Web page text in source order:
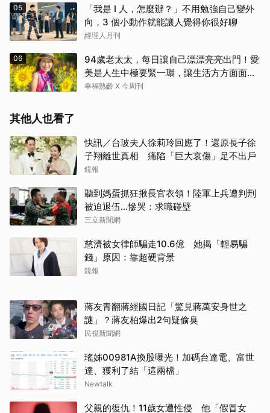
05
「我是 I 人，怎麼辦？」不用勉強自己變外
向，3 個小動作就能讓人覺得你很好聊
經理人月刊
06
94歲老太太，每日讓自己漂漂亮亮出門！愛
美是人生中極要緊一環，讓生活方方面面，
更加豐富有樂趣
幸福熟齡 X 今周刊
其他人也看了
快訊／台玻夫人徐莉玲回應了！還原長子徐
子翔離世真相 痛陷「巨大哀傷」足不出戶
鏡報
聽到媽蛋抓狂揪長官衣領！陸軍上兵遭判刑
被迫退伍…慘哭：求職碰壁
三立新聞網
慈濟被女律師騙走10.6億 她揭「輕易騙
錢」原因：靠超硬背景
鏡報
蔣友青翻蔣經國日記「驚見蔣萬安身世之
謎」？蔣友柏爆出2句疑偷臭
民視新聞網
瑤姊00981A換股曝光！加碼台達電、富世
達、獲利了結「這兩檔」
Newtalk
父親的復仇！11歲女遭性侵 他「假冒女